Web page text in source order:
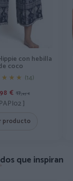
con hebilla
coco
(14)
98 € 17,95 €
]
producto
que inspiran